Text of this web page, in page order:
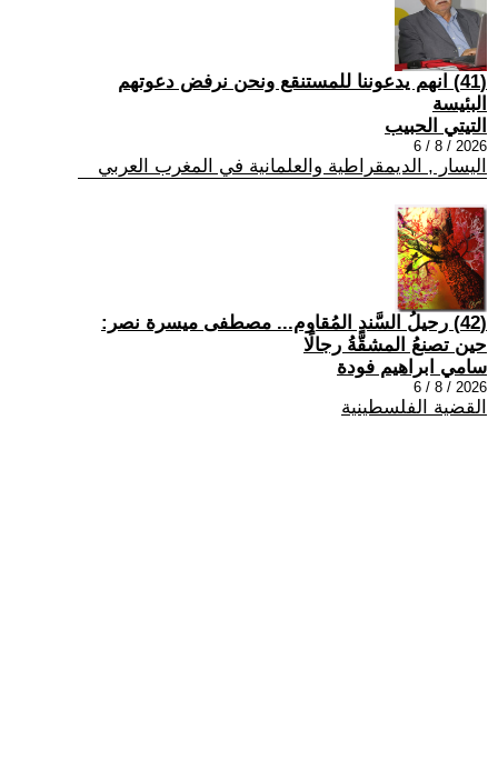
(41) انهم يدعوننا للمستنقع ونحن نرفض دعوتهم
البئيسة
التيتي الحبيب
2026 / 8 / 6
اليسار , الديمقراطية والعلمانية في المغرب العربي
(42) رحيلُ السَّندِ المُقاوم... مصطفى ميسرة نصر:
حين تصنعُ المشقَّةُ رجالًا
سامي ابراهيم فودة
2026 / 8 / 6
القضية الفلسطينية